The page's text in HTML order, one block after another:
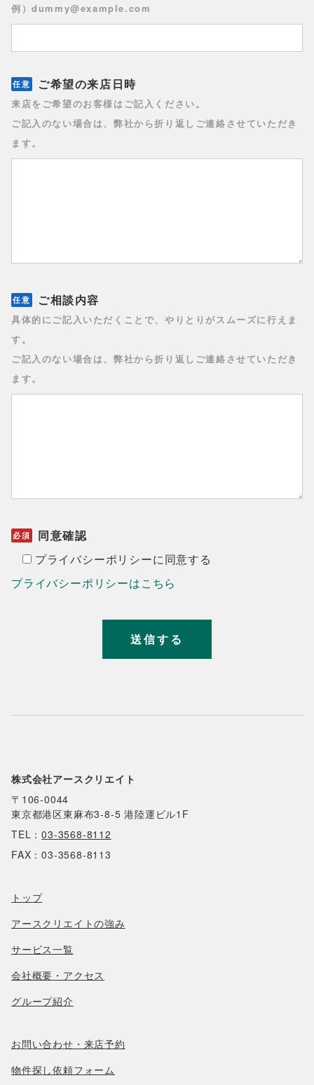
例）dummy@example.com
ご希望の来店日時
来店をご希望のお客様はご記入ください。
ご記入のない場合は、弊社から折り返しご連絡させていただき
ます。
ご相談内容
具体的にご記入いただくことで、やりとりがスムーズに行えま
す。
ご記入のない場合は、弊社から折り返しご連絡させていただき
ます。
同意確認
プライバシーポリシーに同意する
プライバシーポリシーはこちら
株式会社アースクリエイト
〒106-0044
東京都港区東麻布3-8-5 港陸運ビル1F
TEL：03-3568-8112
FAX：03-3568-8113
トップ
アースクリエイトの強み
サービス一覧
会社概要・アクセス
グループ紹介
お問い合わせ・来店予約
物件探し依頼フォーム